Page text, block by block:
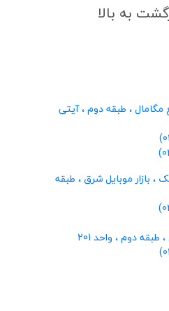
به بالا
2 ، مجتمع مگامال ، طبقه دوم ، آیتی
بازار موبایل شرق ، طبقه
دوم ، واحد 201